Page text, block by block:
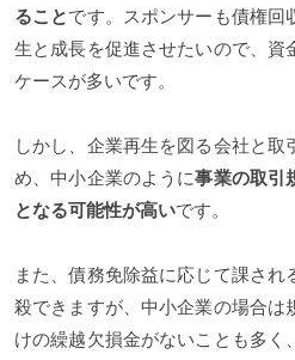
ることです。スポンサーも債権回
生と成長を促進させたいので、資
ケースが多いです。
しかし、企業再生を図る会社と取
め、中小企業のように事業の取引
となる可能性が高いです。
また、債務免除益に応じて課さ
殺できますが、中小企業の場合は
けの繰越欠損金がないことも多く